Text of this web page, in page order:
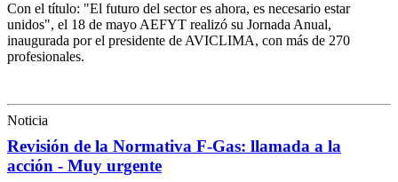
Con el título: "El futuro del sector es ahora, es necesario estar
unidos", el 18 de mayo AEFYT realizó su Jornada Anual,
inaugurada por el presidente de AVICLIMA, con más de 270
profesionales.
Noticia
Revisión de la Normativa F-Gas: llamada a la
acción - Muy urgente